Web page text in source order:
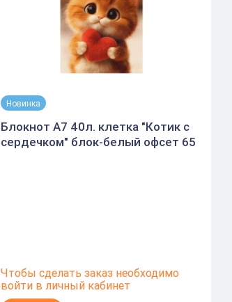
Новинка
Блокнот А7 40л. клетка "Котик с
сердечком" блок-белый офсет 65
Чтобы сделать заказ необходимо
войти в личный кабинет